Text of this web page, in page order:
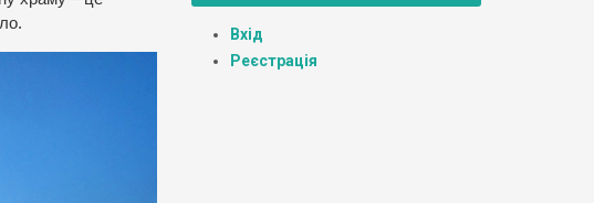
Вхід
Реєстрація